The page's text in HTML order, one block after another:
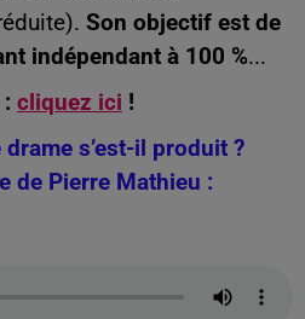
Son objectif est de
indépendant à 100 %...
cliquez ici !
s’est-il produit ?
de Pierre Mathieu :